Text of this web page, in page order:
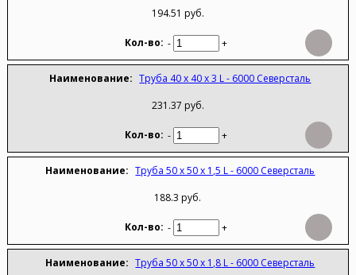
194.51 руб.
- +
Труба 40 х 40 х 3 L - 6000 Северсталь
231.37 руб.
- +
Труба 50 х 50 х 1,5 L - 6000 Северсталь
188.3 руб.
- +
Труба 50 х 50 х 1,8 L - 6000 Северсталь